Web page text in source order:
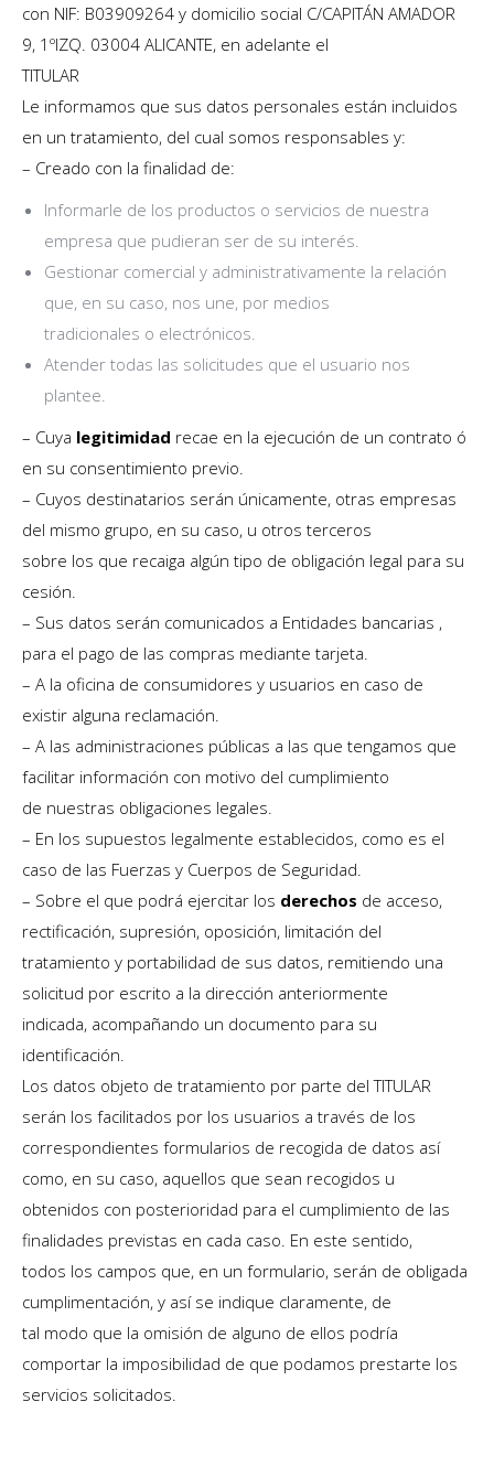
con NIF: B03909264 y domicilio social C/CAPITÁN AMADOR
9, 1ºIZQ. 03004 ALICANTE, en adelante el
TITULAR
Le informamos que sus datos personales están incluidos
en un tratamiento, del cual somos responsables y:
– Creado con la finalidad de:
Informarle de los productos o servicios de nuestra
empresa que pudieran ser de su interés.
Gestionar comercial y administrativamente la relación
que, en su caso, nos une, por medios
tradicionales o electrónicos.
Atender todas las solicitudes que el usuario nos
plantee.
– Cuya legitimidad recae en la ejecución de un contrato ó
en su consentimiento previo.
– Cuyos destinatarios serán únicamente, otras empresas
del mismo grupo, en su caso, u otros terceros
sobre los que recaiga algún tipo de obligación legal para su
cesión.
– Sus datos serán comunicados a Entidades bancarias ,
para el pago de las compras mediante tarjeta.
– A la oficina de consumidores y usuarios en caso de
existir alguna reclamación.
– A las administraciones públicas a las que tengamos que
facilitar información con motivo del cumplimiento
de nuestras obligaciones legales.
– En los supuestos legalmente establecidos, como es el
caso de las Fuerzas y Cuerpos de Seguridad.
– Sobre el que podrá ejercitar los derechos de acceso,
rectificación, supresión, oposición, limitación del
tratamiento y portabilidad de sus datos, remitiendo una
solicitud por escrito a la dirección anteriormente
indicada, acompañando un documento para su
identificación.
Los datos objeto de tratamiento por parte del TITULAR
serán los facilitados por los usuarios a través de los
correspondientes formularios de recogida de datos así
como, en su caso, aquellos que sean recogidos u
obtenidos con posterioridad para el cumplimiento de las
finalidades previstas en cada caso. En este sentido,
todos los campos que, en un formulario, serán de obligada
cumplimentación, y así se indique claramente, de
tal modo que la omisión de alguno de ellos podría
comportar la imposibilidad de que podamos prestarte los
servicios solicitados.